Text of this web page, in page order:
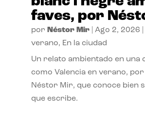
faves, por
por Néstor Mir| Ago 2, 2026
verano, En la ciudad
Un relato ambientado en una
como Valencia en verano,
Néstor Mir, que conoce bien
que escribe.